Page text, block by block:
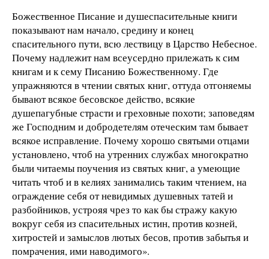
Божественное Писание и душеспасительные книги
показывают нам начало, средину и конец
спасительного пути, всю лествицу в Царство Небесное.
Почему надлежит нам всеусердно прилежать к сим
книгам и к сему Писанию Божественному. Где
упражняются в чтении святых книг, оттуда отгоняемы
бывают всякое бесовское действо, всякие
душепагубные страсти и греховные похоти; заповедям
же Господним и добродетелям отеческим там бывает
всякое исправление. Почему хорошо святыми отцами
установлено, чтоб на утренних службах многократно
были читаемы поучения из святых книг, а умеющие
читать чтоб и в келиях занимались таким чтением, на
ограждение себя от невидимых душевных татей и
разбойников, устрояя чрез то как бы стражу какую
вокруг себя из спасительных истин, против козней,
хитростей и замыслов лютых бесов, против забытья и
помрачения, ими наводимого».